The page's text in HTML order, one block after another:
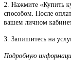
2. Нажмите «Купить
способом. После
вашем личном
3. Запишитесь на
Подробную